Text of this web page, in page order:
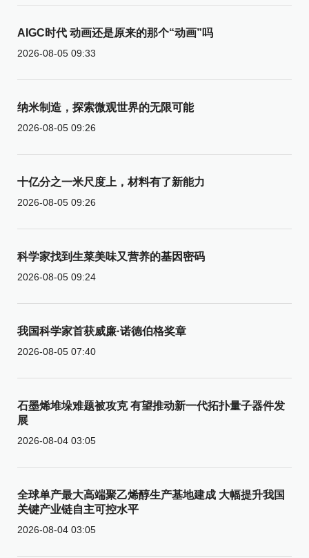
AIGC时代 动画还是原来的那个“动画”吗
2026-08-05 09:33
纳米制造，探索微观世界的无限可能
2026-08-05 09:26
十亿分之一米尺度上，材料有了新能力
2026-08-05 09:26
科学家找到生菜美味又营养的基因密码
2026-08-05 09:24
我国科学家首获威廉·诺德伯格奖章
2026-08-05 07:40
石墨烯堆垛难题被攻克 有望推动新一代拓扑量子器件发
展
2026-08-04 03:05
全球单产最大高端聚乙烯醇生产基地建成 大幅提升我国
关键产业链自主可控水平
2026-08-04 03:05